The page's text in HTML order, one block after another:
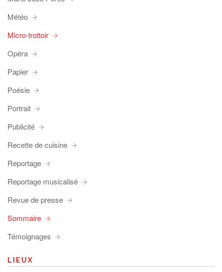
Météo
Micro-trottoir
Opéra
Papier
Poésie
Portrait
Publicité
Recette de cuisine
Reportage
Reportage musicalisé
Revue de presse
Sommaire
Témoignages
LIEUX